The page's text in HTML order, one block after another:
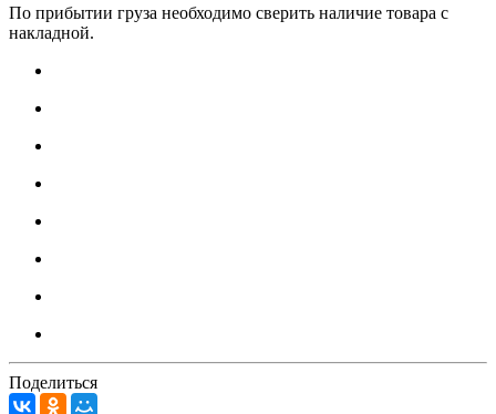
По прибытии груза необходимо сверить наличие товара с
накладной.
Поделиться